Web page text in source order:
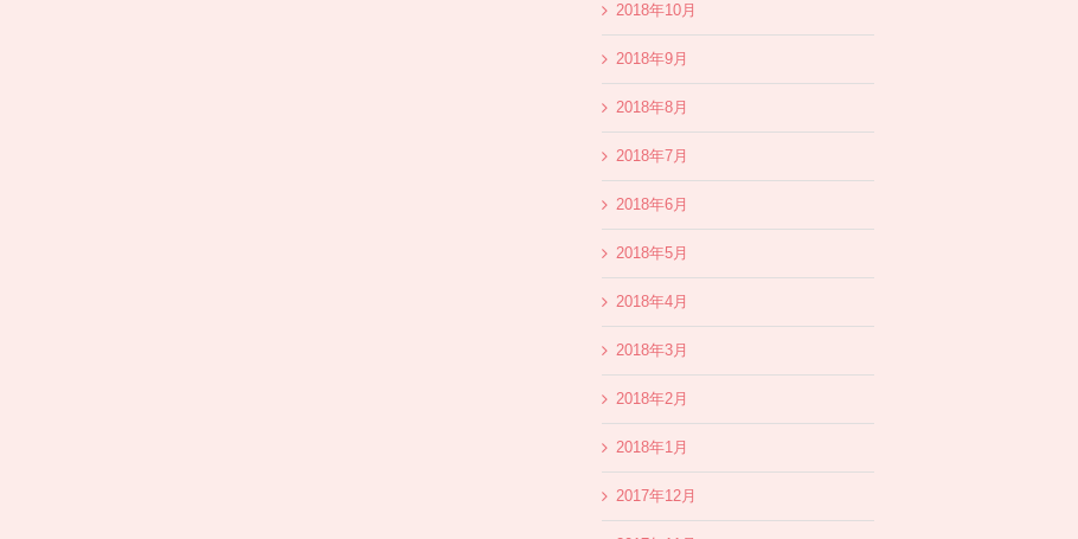
2018年10月
2018年9月
2018年8月
2018年7月
2018年6月
2018年5月
2018年4月
2018年3月
2018年2月
2018年1月
2017年12月